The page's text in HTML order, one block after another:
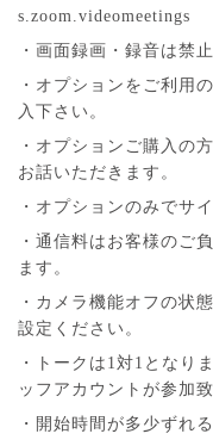
s.zoom.videomeetings
・画面録画・録音は禁
・オプションをご利用
入下さい。
・オプションご購入の
お話いただきます。
・オプションのみでサ
・通信料はお客様のご
ます。
・カメラ機能オフの状
設定ください。
・トークは1対1となり
ッフアカウントが参加
・開始時間が多少ずれ